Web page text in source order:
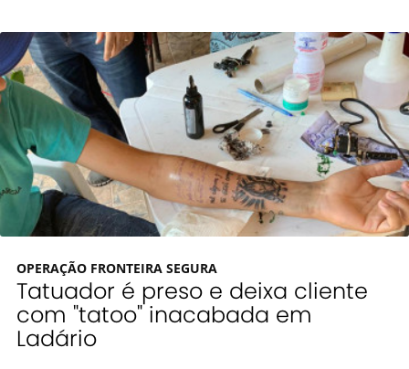
OPERAÇÃO FRONTEIRA SEGURA
Tatuador é preso e deixa cliente
com "tatoo" inacabada em
Ladário